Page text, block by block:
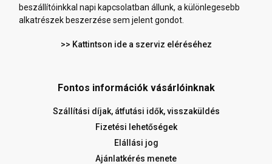
beszállítóinkkal napi kapcsolatban állunk, a különlegesebb
alkatrészek beszerzése sem jelent gondot.
>> Kattintson ide a szerviz eléréséhez
Fontos információk vásárlóinknak
Szállítási díjak, átfutási idők, visszaküldés
Fizetési lehetőségek
Elállási jog
Ajánlatkérés menete